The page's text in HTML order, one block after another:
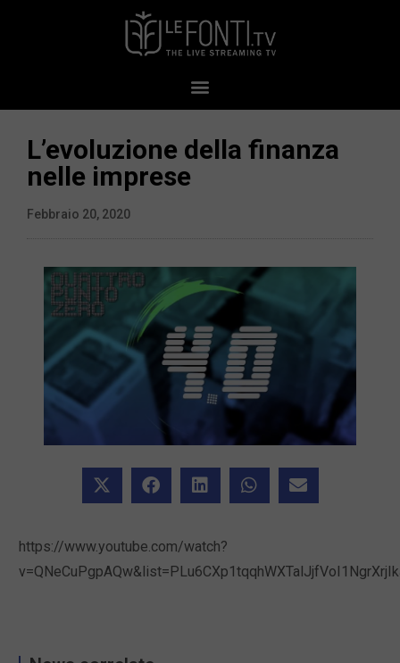
L’evoluzione della finanza
nelle imprese
Febbraio 20, 2020
https://www.youtube.com/watch?